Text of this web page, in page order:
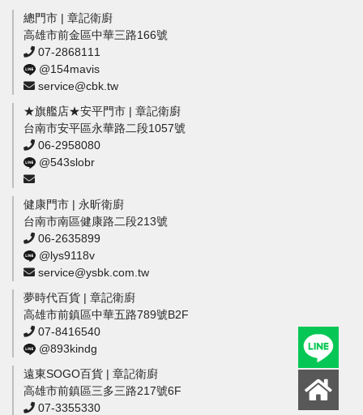
總門市 | 章記衛廚
高雄市前金區中華三路166號
07-2868111
@154mavis
service@cbk.tw
★旗艦店★安平門市 | 章記衛廚
台南市安平區永華路二段1057號
06-2958080
@543slobr
健康門市 | 永昕衛廚
台南市南區健康路二段213號
06-2635899
@lys9118v
service@ysbk.com.tw
夢時代百貨 | 章記衛廚
高雄市前鎮區中華五路789號B2F
07-8416540
@893kindg
遠東SOGO百貨 | 章記衛廚
高雄市前鎮區三多三路217號6F
07-3355330